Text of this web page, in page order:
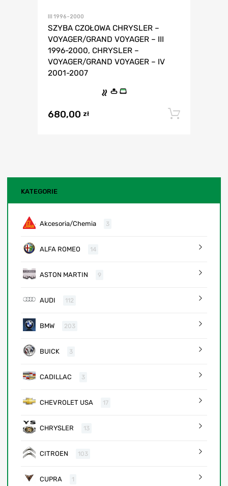
III 1996-2000
SZYBA CZOŁOWA CHRYSLER –
VOYAGER/GRAND VOYAGER – III
1996-2000, CHRYSLER –
VOYAGER/GRAND VOYAGER – IV
2001-2007
680,00 zł
KATEGORIE
Akcesoria/Chemia 3
ALFA ROMEO 14
ASTON MARTIN 9
AUDI 112
BMW 203
BUICK 3
CADILLAC 3
CHEVROLET USA 17
CHRYSLER 13
CITROEN 103
CUPRA 1